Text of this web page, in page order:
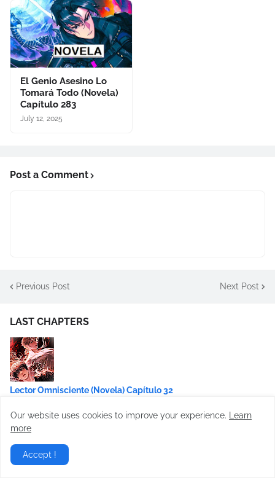
El Genio Asesino Lo
Tomará Todo (Novela)
Capítulo 283
July 12, 2025
Post a Comment
Previous Post Next Post
LAST CHAPTERS
Lector Omnisciente (Novela) Capítulo 32
Lector Omnisciente (Novela) Capítulo 31
Our website uses cookies to improve your experience.
Learn
more
Accept !